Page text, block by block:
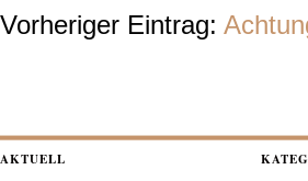
Vorheriger Eintrag:
AKTUELL